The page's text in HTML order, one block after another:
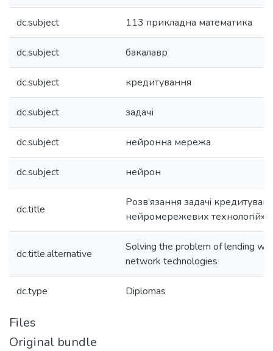
dc.subject 113 прикладна математика
dc.subject бакалавр
dc.subject кредитування
dc.subject задачі
dc.subject нейронна мережа
dc.subject нейрон
dc.title
Розв’язання задачi
нейромережевих технологiй»
dc.title.alternative
Solving the problem of lending
network technologies
dc.type Diplomas
Files
Original bundle